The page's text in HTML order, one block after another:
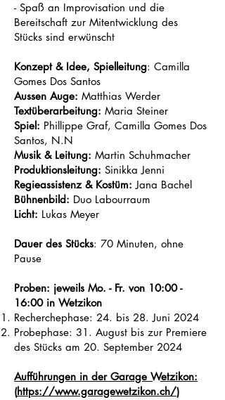
- Spaß an Improvisation und die
Bereitschaft zur Mitentwicklung des
Stücks sind erwünscht
Konzept & Idee, Spielleitung: Camilla
Gomes Dos Santos
Aussen Auge: Matthias Werder
Textüberarbeitung: Maria Steiner
Spiel: Phillippe Graf, Camilla Gomes Dos
Santos, N.N
Musik & Leitung: Martin Schuhmacher
Produktionsleitung: Sinikka Jenni
Regieassistenz & Kostüm: Jana Bachel
Bühnenbild: Duo Labourraum
Licht: Lukas Meyer
Dauer des Stücks: 70 Minuten, ohne
Pause
Proben: jeweils Mo. - Fr. von 10:00 -
16:00 in Wetzikon
Recherchephase: 24. bis 28. Juni 2024
Probephase: 31. August bis zur Premiere
des Stücks am 20. September 2024
Aufführungen in der Garage Wetzikon:
(https://www.garagewetzikon.ch/)